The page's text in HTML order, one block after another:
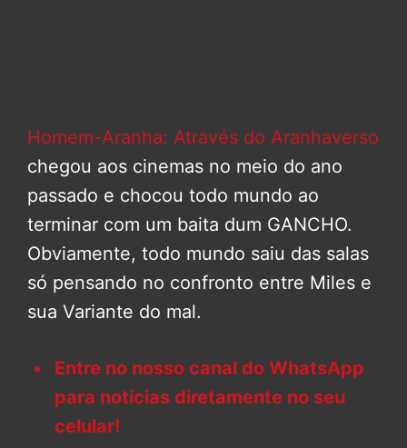
Homem-Aranha: Através do Aranhaverso
chegou aos cinemas no meio do ano
passado e chocou todo mundo ao
terminar com um baita dum GANCHO.
Obviamente, todo mundo saiu das salas
só pensando no confronto entre Miles e
sua Variante do mal.
Entre no nosso canal do WhatsApp
para notícias diretamente no seu
celular!